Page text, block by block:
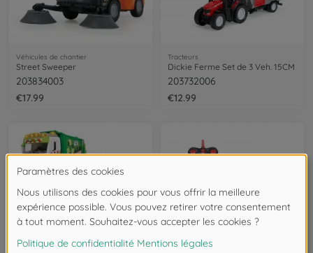
Véhicules de chantier
Street Sweeper
203834003
€17.99
Tracteurs
Dickie Ferme Set de 3 Veh. 15CM
203732006
€12.99
Bundle - 27 %